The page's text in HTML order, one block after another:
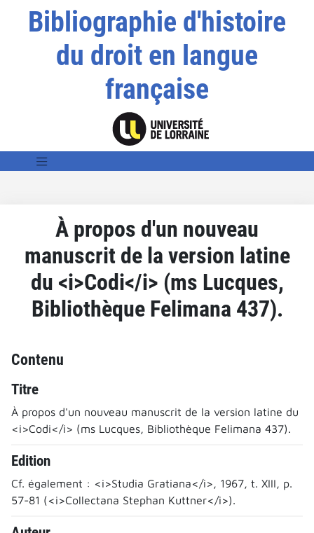
Bibliographie d'histoire
du droit en langue
française
À propos d'un nouveau
manuscrit de la version latine
du <i>Codi</i> (ms Lucques,
Bibliothèque Felimana 437).
Contenu
Titre
À propos d'un nouveau manuscrit de la version latine du
<i>Codi</i> (ms Lucques, Bibliothèque Felimana 437).
Edition
Cf. également : <i>Studia Gratiana</i>, 1967, t. XIII, p.
57-81 (<i>Collectana Stephan Kuttner</i>).